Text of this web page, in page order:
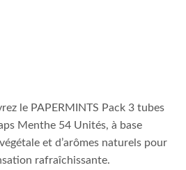
le PAPERMINTS Pack 3 tubes
Menthe 54 Unités, à base
et d’arômes naturels pour
rafraîchissante.